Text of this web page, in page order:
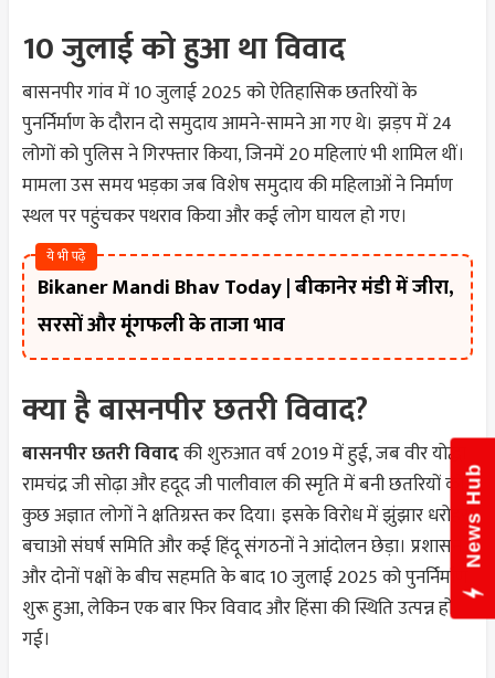
10 जुलाई को हुआ था विवाद
बासनपीर गांव में 10 जुलाई 2025 को ऐतिहासिक छतरियों के
पुनर्निर्माण के दौरान दो समुदाय आमने-सामने आ गए थे। झड़प में 24
लोगों को पुलिस ने गिरफ्तार किया, जिनमें 20 महिलाएं भी शामिल थीं।
मामला उस समय भड़का जब विशेष समुदाय की महिलाओं ने निर्माण
स्थल पर पहुंचकर पथराव किया और कई लोग घायल हो गए।
ये भी पढ़े
Bikaner Mandi Bhav Today | बीकानेर मंडी में जीरा,
सरसों और मूंगफली के ताजा भाव
क्या है बासनपीर छतरी विवाद?
बासनपीर छतरी विवादकी शुरुआत वर्ष 2019 में हुई, जब वीर योद्धा
रामचंद्र जी सोढ़ा और हदूद जी पालीवाल की स्मृति में बनी छतरियों को
कुछ अज्ञात लोगों ने क्षतिग्रस्त कर दिया। इसके विरोध में झुंझार धरोहर
बचाओ संघर्ष समिति और कई हिंदू संगठनों ने आंदोलन छेड़ा। प्रशासन
और दोनों पक्षों के बीच सहमति के बाद 10 जुलाई 2025 को पुनर्निर्माण
शुरू हुआ, लेकिन एक बार फिर विवाद और हिंसा की स्थिति उत्पन्न हो
गई।
News Hub